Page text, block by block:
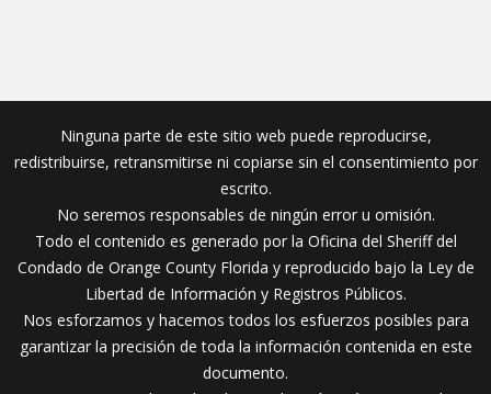
Ninguna parte de este sitio web puede reproducirse,
redistribuirse, retransmitirse ni copiarse sin el consentimiento por
escrito.
No seremos responsables de ningún error u omisión.
Todo el contenido es generado por la Oficina del Sheriff del
Condado de Orange County Florida y reproducido bajo la Ley de
Libertad de Información y Registros Públicos.
Nos esforzamos y hacemos todos los esfuerzos posibles para
garantizar la precisión de toda la información contenida en este
documento.